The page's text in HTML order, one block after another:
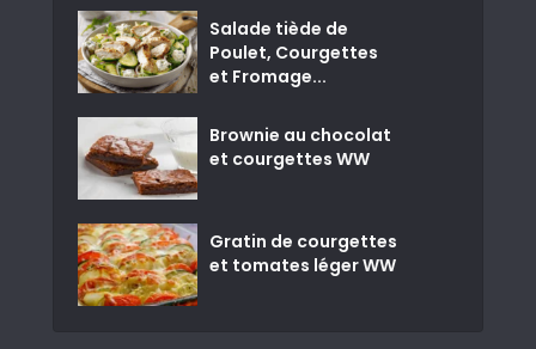
Salade tiède de
Poulet, Courgettes
et Fromage...
Brownie au chocolat
et courgettes WW
Gratin de courgettes
et tomates léger WW